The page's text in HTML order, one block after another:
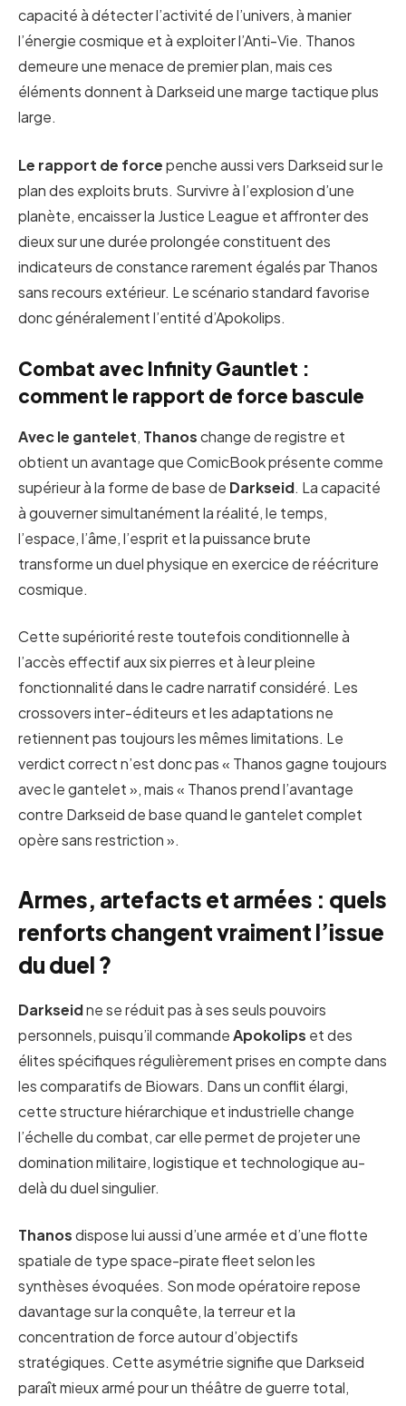
capacité à détecter l’activité de l’univers, à manier
l’énergie cosmique et à exploiter l’Anti-Vie. Thanos
demeure une menace de premier plan, mais ces
éléments donnent à Darkseid une marge tactique plus
large.
Le rapport de forcepenche aussi vers Darkseid sur le
plan des exploits bruts. Survivre à l’explosion d’une
planète, encaisser la Justice League et affronter des
dieux sur une durée prolongée constituent des
indicateurs de constance rarement égalés par Thanos
sans recours extérieur. Le scénario standard favorise
donc généralement l’entité d’Apokolips.
Combat avec Infinity Gauntlet :
comment le rapport de force bascule
Avec le gantelet, Thanoschange de registre et
obtient un avantage que ComicBook présente comme
supérieur à la forme de base de Darkseid. La capacité
à gouverner simultanément la réalité, le temps,
l’espace, l’âme, l’esprit et la puissance brute
transforme un duel physique en exercice de réécriture
cosmique.
Cette supériorité reste toutefois conditionnelle à
l’accès effectif aux six pierres et à leur pleine
fonctionnalité dans le cadre narratif considéré. Les
crossovers inter-éditeurs et les adaptations ne
retiennent pas toujours les mêmes limitations. Le
verdict correct n’est donc pas « Thanos gagne toujours
avec le gantelet », mais « Thanos prend l’avantage
contre Darkseid de base quand le gantelet complet
opère sans restriction ».
Armes, artefacts et armées : quels
renforts changent vraiment l’issue
du duel ?
Darkseidne se réduit pas à ses seuls pouvoirs
personnels, puisqu’il commandeApokolips et des
élites spécifiques régulièrement prises en compte dans
les comparatifs de Biowars. Dans un conflit élargi,
cette structure hiérarchique et industrielle change
l’échelle du combat, car elle permet de projeter une
domination militaire, logistique et technologique au-
delà du duel singulier.
Thanosdispose lui aussi d’une armée et d’une flotte
spatiale de type space-pirate fleet selon les
synthèses évoquées. Son mode opératoire repose
davantage sur la conquête, la terreur et la
concentration de force autour d’objectifs
stratégiques. Cette asymétrie signifie que Darkseid
paraît mieux armé pour un théâtre de guerre total,